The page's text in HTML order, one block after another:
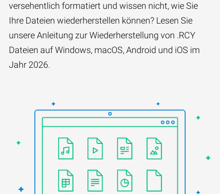
versehentlich formatiert und wissen nicht, wie Sie
Ihre Dateien wiederherstellen können? Lesen Sie
unsere Anleitung zur Wiederherstellung von .RCY
Dateien auf Windows, macOS, Android und iOS im
Jahr 2026.